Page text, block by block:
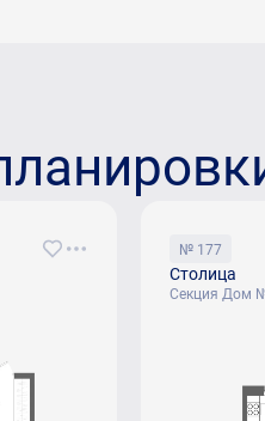
№ 177
Столица
Секция Дом